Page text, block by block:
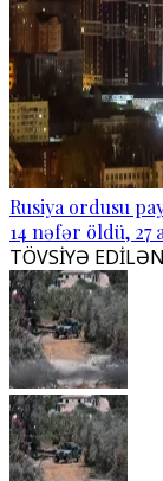
Rusiya ordusu
14 nəfər öldü, 27
TÖVSİYƏ EDİLƏN